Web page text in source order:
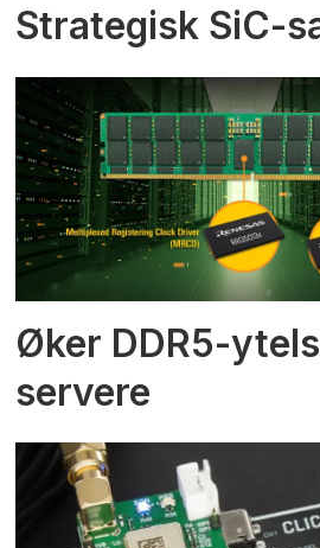
Strategisk SiC-
Øker DDR5-
servere